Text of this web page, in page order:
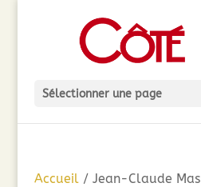
Sélectionner une page
Accueil/ Jean-Claude